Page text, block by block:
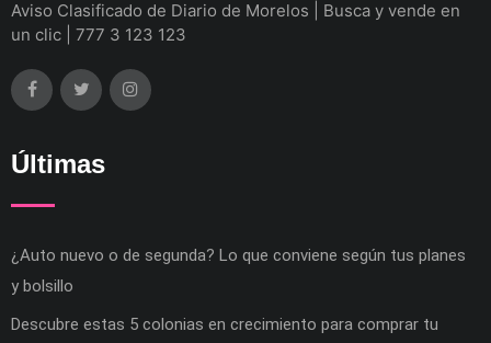
Aviso Clasificado de Diario de Morelos | Busca y vende en
un clic | 777 3 123 123
Últimas
¿Auto nuevo o de segunda? Lo que conviene según tus planes
y bolsillo
Descubre estas 5 colonias en crecimiento para comprar tu